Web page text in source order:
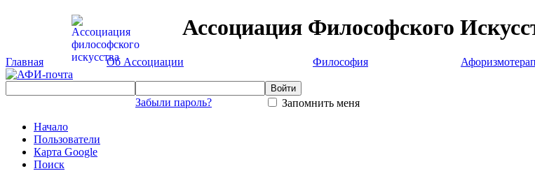
Ассоциация Философского
Главная Об Ассоциации Философия
Забыли пароль?
Запомнить меня
Начало
Пользователи
Карта Google
Поиск